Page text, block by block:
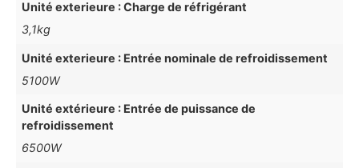
Unité exterieure : Charge de réfrigérant
3,1kg
Unité exterieure : Entrée nominale de refroidissement
5100W
Unité extérieure : Entrée de puissance de
refroidissement
6500W